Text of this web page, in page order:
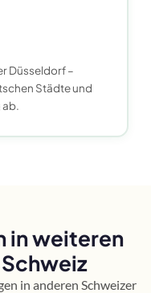
Düsseldorf –
Städte und
ab.
in weiteren
in anderen Schweizer